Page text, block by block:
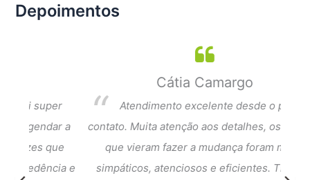
Depoimentos
Cátia Camargo
Atendimento excelente desde o primeiro
contato. Muita atenção aos detalhes, os rapazes
que vieram fazer a mudança foram muito
simpáticos, atenciosos e eficientes. Tiveram